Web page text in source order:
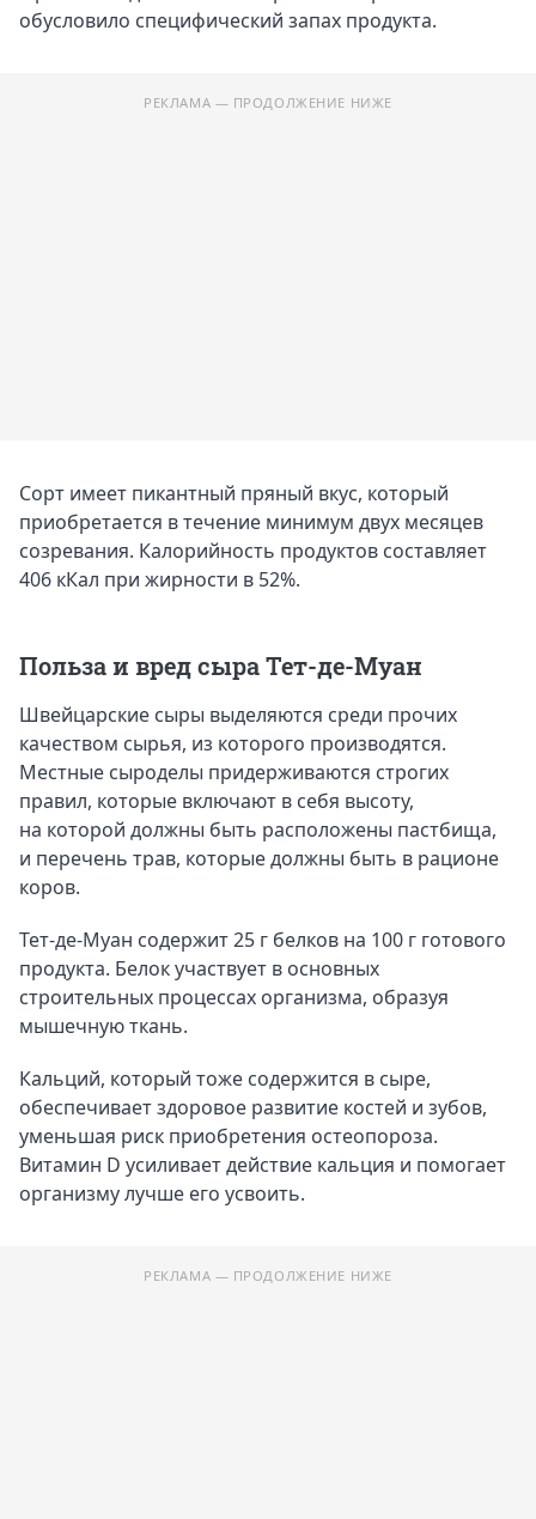
обусловило специфический запах продукта.
РЕКЛАМА — ПРОДОЛЖЕНИЕ НИЖЕ
Сорт имеет пикантный пряный вкус, который
приобретается в течение минимум двух месяцев
созревания. Калорийность продуктов составляет
406 кКал при жирности в 52%.
Польза и вред сыра Тет-де-Муан
Швейцарские сыры выделяются среди прочих
качеством сырья, из которого производятся.
Местные сыроделы придерживаются строгих
правил, которые включают в себя высоту,
на которой должны быть расположены пастбища,
и перечень трав, которые должны быть в рационе
коров.
Тет-де-Муан содержит 25 г белков на 100 г готового
продукта. Белок участвует в основных
строительных процессах организма, образуя
мышечную ткань.
Кальций, который тоже содержится в сыре,
обеспечивает здоровое развитие костей и зубов,
уменьшая риск приобретения остеопороза.
Витамин D усиливает действие кальция и помогает
организму лучше его усвоить.
РЕКЛАМА — ПРОДОЛЖЕНИЕ НИЖЕ